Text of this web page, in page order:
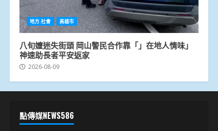
地方.社會 高雄市
八旬嬤迷失街頭 岡山警民合作靠「」在地人情味」
神速助長者平安返家
2026-08-09
點傳媒NEWS586